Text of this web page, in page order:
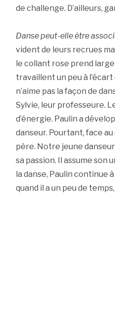
de challenge. D’ailleurs,
Danse peut-elle être
vident de leurs recrues
le collant rose prend
travaillent un peu à
n’aime pas la façon de
Sylvie, leur professeure.
d’énergie. Paulin a
danseur. Pourtant, face
père. Notre jeune
sa passion. Il assume son
la danse, Paulin continue
quand il a un peu de